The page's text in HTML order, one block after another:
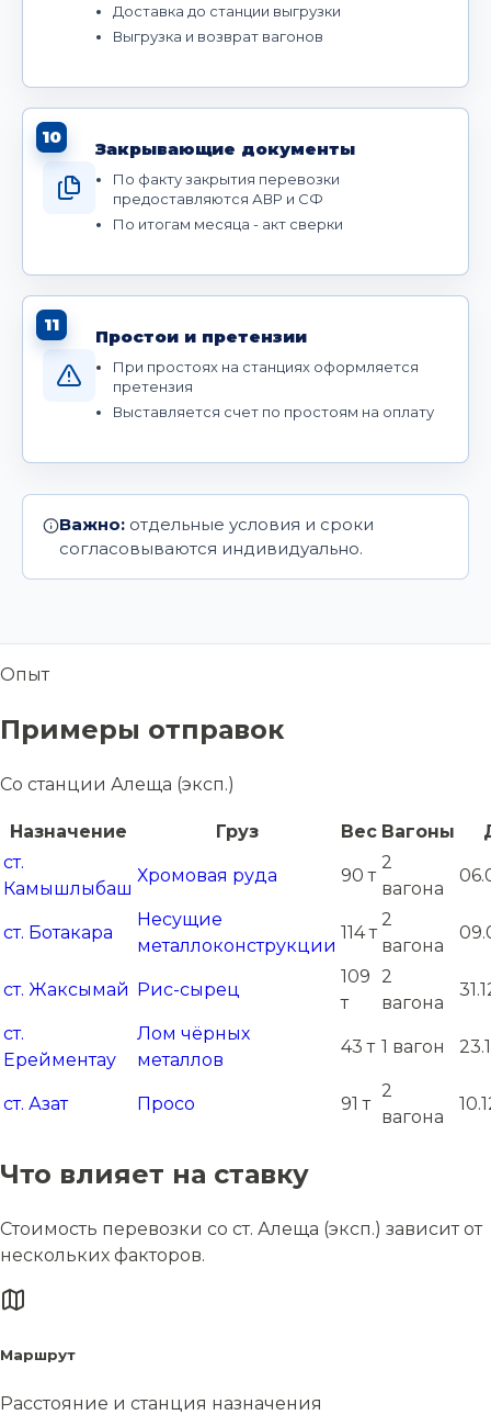
Доставка до станции выгрузки
Выгрузка и возврат вагонов
10
Закрывающие документы
По факту закрытия перевозки
предоставляются АВР и СФ
По итогам месяца - акт сверки
11
Простои и претензии
При простоях на станциях оформляется
претензия
Выставляется счет по простоям на оплату
Важно: отдельные условия и сроки
согласовываются индивидуально.
Опыт
Примеры отправок
Со станции Алеща (эксп.)
Назначение Груз Вес Вагоны
ст.
Камышлыбаш
Хромовая руда 90 т
2
вагона
ст. Ботакара
Несущие
металлоконструкции
114 т
2
вагона
ст. Жаксымай Рис-сырец
109
т
2
вагона
ст.
Ерейментау
Лом чёрных
металлов
43 т 1 вагон
ст. Азат Просо 91 т
2
вагона
Что влияет на ставку
Стоимость перевозки со ст. Алеща (эксп.) зависит от
нескольких факторов.
Маршрут
Расстояние и станция назначения